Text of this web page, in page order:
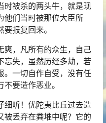
时被杀的两头牛，就是现
他们当时被那位大臣所
报复回来。
爽，凡所有的众生，自己
忘失，虽然历经多劫，若
。一切自作自受，没有任
要造作恶业。
细听！优陀夷比丘过去造
被丢弃在粪堆中呢？它的